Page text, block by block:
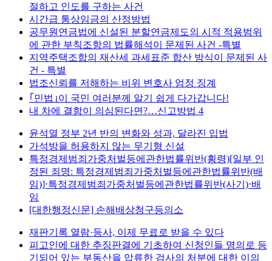
절하고 인도를 구하는 사건
시간급 통상임금의 산정방법
공무원연금법에 신설된 분할연금제도의 시적 적용범위
에 관한 부칙조항의 법률해석이 문제된 사건 -특별
지역주택조합의 재산세 과세표준 합산 방식이 문제된 사
건 - 특별
법조신뢰를 저해하는 비위 변호사 엄정 징계
｢민법｣이 국민 여러분께 알기 쉽게 다가갑니다!
내 차에 결함이 의심된다면?…신고방법 4
윤석열 정부 2년 반의 변화와 성과, 달라진 입법
가석방을 허용하지 않는 무기형 신설
특정경제범죄가중처벌등에관한법률위반(횡령)[일부 인
정된 죄명: 특정경제범죄가중처벌등에관한법률위반(배
임)]⋅특정경제범죄가중처벌등에관한법률위반(사기)⋅배
임
[대한행정신문] 손해배상청구등의소
재판기록 열람·등사, 이제 무료로 받을 수 있다
피고인에 대한 추징판결에 기초하여 신청인들 명의로 등
기되어 있는 부동산을 압류한 검사의 처분에 대한 이의